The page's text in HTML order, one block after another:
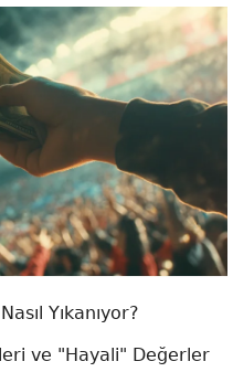
Yıkanıyor?
ve "Hayali" Değerler